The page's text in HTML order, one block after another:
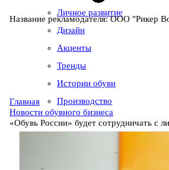
Личное развитие
Дизайн
Акценты
Тренды
Истории обуви
Производство
Название рекламодателя: ООО "Рикер
Главная
Новости обувного бизнеса
«Обувь России» будет сотрудничать с